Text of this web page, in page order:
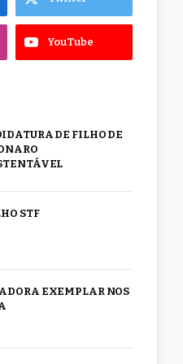
YouTube
DE FILHO DE
STF
EXEMPLAR NOS